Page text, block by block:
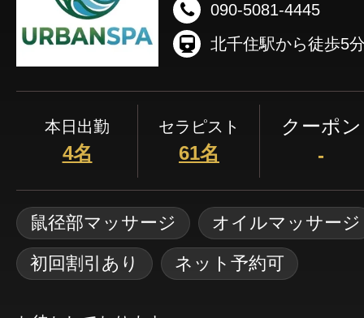
090-5081-4445
北千住駅から徒歩5
本日出勤
4名
セラピスト
61名
クーポン
-
鼠径部マッサージ
オイルマッサージ
初回割引あり
ネット予約可